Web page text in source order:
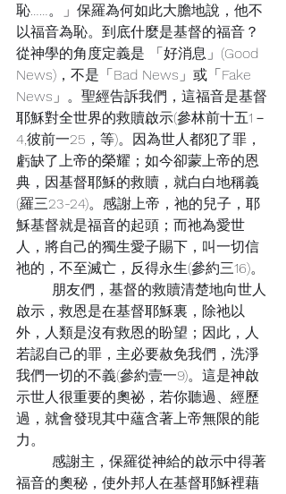
恥……。」保羅為何如此大膽地說，他不
以福音為恥。到底什麼是基督的福音？
從神學的角度定義是 「好消息」(Good
News)，不是「Bad News」或「Fake
News」。聖經告訴我們，這福音是基督
耶穌對全世界的救贖啟示(參林前十五1－
4,彼前一25，等)。因為世人都犯了罪，
虧缺了上帝的榮耀；如今卻蒙上帝的恩
典，因基督耶穌的救贖，就白白地稱義
(羅三23-24)。感謝上帝，祂的兒子，耶
穌基督就是福音的起頭；而祂為愛世
人，將自己的獨生愛子賜下，叫一切信
祂的，不至滅亡，反得永生(參約三16)。
啟示，救恩是在基督耶穌裏，除祂以
外，人類是沒有救恩的盼望；因此，人
若認自己的罪，主必要赦免我們，洗淨
我們一切的不義(參約壹一9)。這是神啟
示世人很重要的奧祕，若你聽過、經歷
過，就會發現其中蘊含著上帝無限的能
力。
福音的奧秘，使外邦人在基督耶穌裡藉